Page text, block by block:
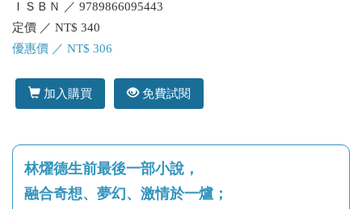
ＩＳＢＮ ／ 9789866095443
定價 ／ NT$ 340
優惠價 ／ NT$ 306
加入購買 免費試閱
林燿德生前最後一部小說，
融合奇想、夢幻、激情於一爐；